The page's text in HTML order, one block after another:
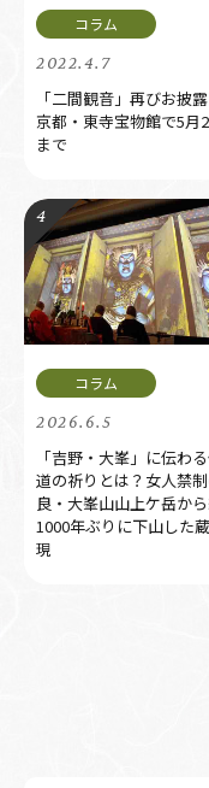
2022.4.7
「二間観音」再びお披
京都・東寺宝物館で5月
まで
2026.6.5
「吉野・大峯」に伝わ
道の祈りとは？女人禁
良・大峯山山上ケ岳か
1000年ぶりに下山した
現